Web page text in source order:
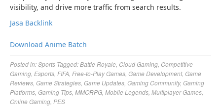
visibility, and drive more traffic from search results.
Jasa Backlink
Download Anime Batch
Posted in:Sports Tagged:Battle Royale Cloud Gaming Competitive
Gaming Esports FIFA Free-to-Play Games Game Development, Game
Reviews Game Strategies Game Updates Gaming Community, Gaming
Platforms Gaming Tips MMORPG Mobile Legends Multiplayer Games
Online Gaming PES